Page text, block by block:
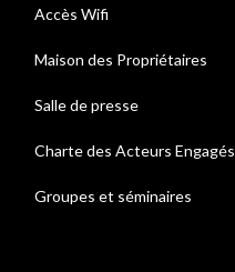
Accès Wifi
Maison des Propriétaires
Salle de presse
Charte des Acteurs Engagés
Groupes et séminaires